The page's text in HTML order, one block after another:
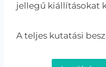
jellegű kiállításokat
A teljes kutatási